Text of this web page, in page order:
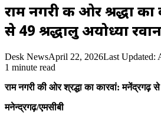
राम नगरी की ओर श्रद्धा
से 49 श्रद्धालु अयोध्या
Desk NewsApril 22, 2026Last Updated:
1 minute read
राम नगरी की ओर श्रद्धा का कारवां: मनेंद्रगढ़ से
मनेन्द्रगढ़/एमसीबी